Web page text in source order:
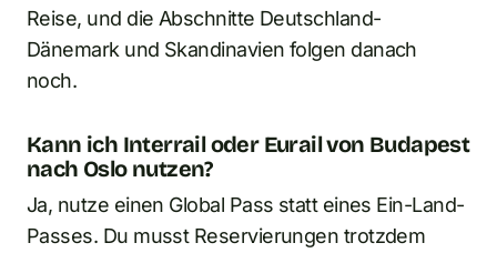
Reise, und die Abschnitte Deutschland-
Dänemark und Skandinavien folgen danach
noch.
Kann ich Interrail oder Eurail von Budapest
nach Oslo nutzen?
Ja, nutze einen Global Pass statt eines Ein-Land-
Passes. Du musst Reservierungen trotzdem